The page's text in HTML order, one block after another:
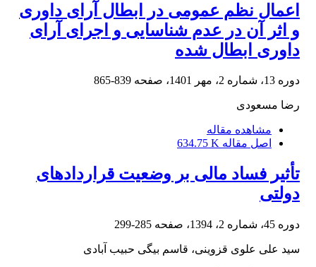
اعمال نظم عمومی در ابطال آرای داوری
و اثر آن در عدم شناسایی و اجرای آرای
داوری ابطال‏ شده
دوره 13، شماره 2، مهر 1401، صفحه 839-865
رضا مسعودی
مشاهده مقاله
اصل مقاله 634.75 K
تأثیر فساد مالی بر وضعیت قراردادهای
دولتی
دوره 45، شماره 2، 1394، صفحه 285-299
سید علی علوی قزوینی، قاسم بیگی حبیب آبادی